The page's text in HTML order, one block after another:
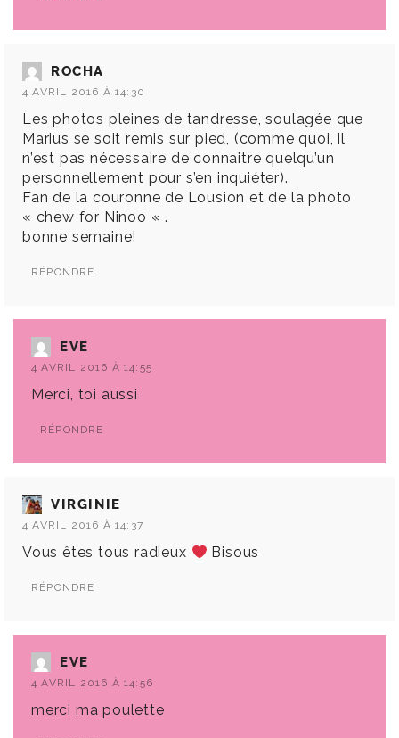
ROCHA
4 AVRIL 2016 À 14:30
Les photos pleines de tandresse, soulagée que
Marius se soit remis sur pied, (comme quoi, il
n’est pas nécessaire de connaitre quelqu’un
personnellement pour s’en inquiéter).
Fan de la couronne de Lousion et de la photo
« chew for Ninoo « .
bonne semaine!
RÉPONDRE
EVE
4 AVRIL 2016 À 14:55
Merci, toi aussi
RÉPONDRE
VIRGINIE
4 AVRIL 2016 À 14:37
Vous êtes tous radieux Bisous
RÉPONDRE
EVE
4 AVRIL 2016 À 14:56
merci ma poulette